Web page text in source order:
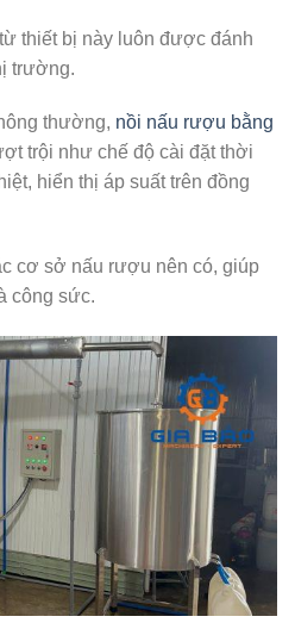
thiết bị này luôn được đánh
trường.
thường, nồi nấu rượu bằng
trội như chế độ cài đặt thời
hiển thị áp suất trên đồng
cơ sở nấu rượu nên có, giúp
công sức.